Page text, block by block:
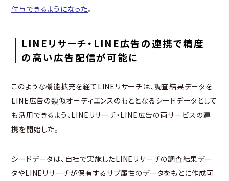
付与できるようになった。
LINEリサーチ・LINE広告の連携で精度
の高い広告配信が可能に
このような機能拡充を経てLINEリサーチは、調査結果データを
LINE広告の類似オーディエンスのもととなるシードデータとして
も活用できるよう、LINEリサーチ・LINE広告の両サービスの連
携を開始した。
シードデータは、自社で実施したLINEリサーチの調査結果デー
タやLINEリサーチが保有するサブ属性のデータをもとに作成可